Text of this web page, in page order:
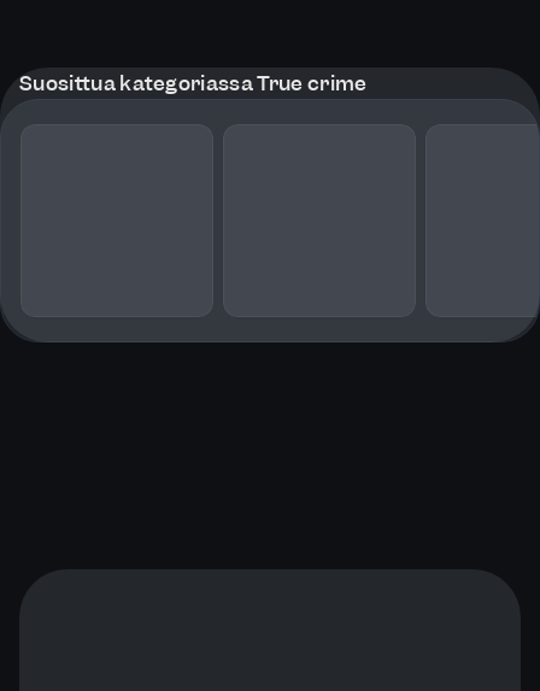
Suosittua kategoriassa True crime